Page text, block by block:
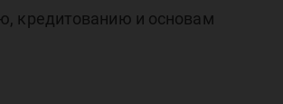
кредитованию и основам